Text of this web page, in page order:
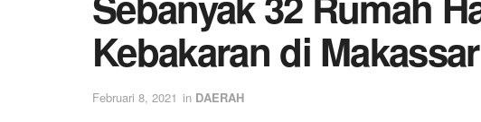
Kebakaran di Makassar
Februari 8, 2021 in DAERAH